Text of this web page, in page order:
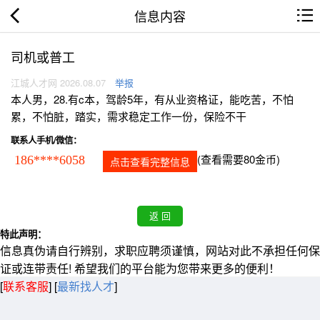
信息内容
司机或普工
江城人才网 2026.08.07 举报
本人男，28.有c本，驾龄5年，有从业资格证，能吃苦，不怕
累，不怕脏，踏实，需求稳定工作一份，保险不干
联系人手机/微信：
186****6058 点击查看完整信息 (查看需要80金币)
特此声明：
信息真伪请自行辨别，求职应聘须谨慎，网站对此不承担任何保
证或连带责任! 希望我们的平台能为您带来更多的便利！
[联系客服] [最新找人才]